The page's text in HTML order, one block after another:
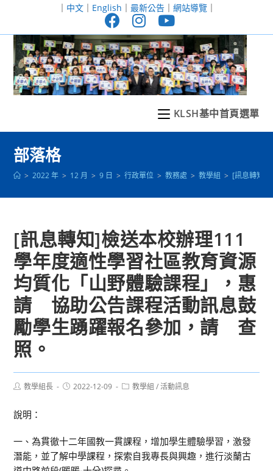
至
｜ 中文｜ English ｜ 最新公告｜ 網站導覽｜
KLSH基中首頁選單
部落格
> 2022 年 > 12 月 > 9 日 > 行政單位 > 教務處 > 教學組 > [訊息轉知]
[訊息轉知]檢送本校辦理111
學年度適性學習社區教育資源
均質化「山野體驗課程」，惠
請 協助公告課程活動訊息鼓
勵學生踴躍報名參加，請 查
照。
Post教學組長
Post2022-12-09
Post教學組 / 活動訊息
說明：
一、為貫徹十二年國教一貫課程，增加學生體驗學習，激發
潛能，並了解中學課程，探索自我專長與興趣，進行淡蘭古